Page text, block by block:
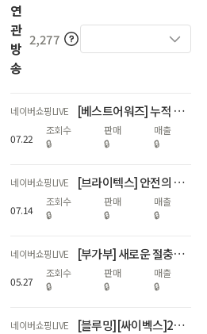
연
관
방
송
2,277
네이버쇼핑LIVE [베스트어워즈] 누적 600회 수상 기념 하반기 첫 최대 혜택 LIVE
07.22
조회수
🔒
판매
🔒
매출
🔒
네이버쇼핑LIVE [브라이텍스] 안전의 기준, 60주년 특집 쇼핑LIVE
07.14
조회수
🔒
판매
🔒
매출
🔒
네이버쇼핑LIVE [부가부] 새로운 절충형 스트롤러 런칭 라이브
05.27
조회수
🔒
판매
🔒
매출
🔒
네이버쇼핑LIVE [블루밍][싸이벡스]26년 ADAC 1위! NEW 제로나Ti 론칭LIVE